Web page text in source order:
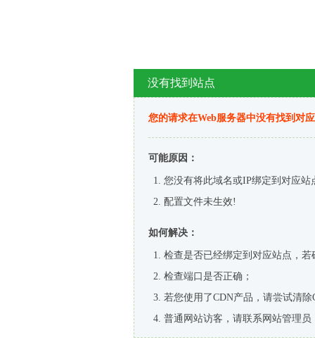
没有找到站点
您的请求在Web服务器中没有找到对
可能原因：
您没有将此域名或IP绑定到对应站
配置文件未生效!
如何解决：
检查是否已经绑定到对应站点，
检查端口是否正确；
若您使用了CDN产品，请尝试清除
普通网站访客，请联系网站管理员